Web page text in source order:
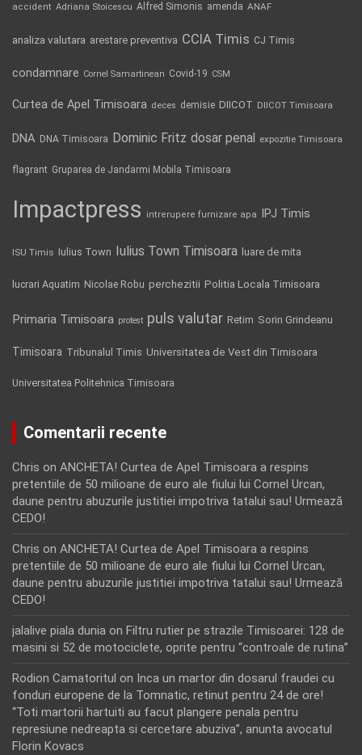
accident Adriana Stoicescu Alfred Simonis amenda ANAF
analiza valutara arestare preventiva CCIA Timis CJ Timis
condamnare Cornel Samartinean Covid-19 CSM
Curtea de Apel Timisoara deces demisie DIICOT DIICOT Timisoara
DNA DNA Timisoara Dominic Fritz dosar penal expozitie Timisoara
flagrant Gruparea de Jandarmi Mobila Timisoara
Impactpress intrerupere furnizare apa IPJ Timis
ISU Timis Iulius Town Iulius Town Timisoara luare de mita
lucrari Aquatim Nicolae Robu perchezitii Politia Locala Timisoara
Primaria Timisoara protest puls valutar Retim Sorin Grindeanu
Timisoara Tribunalul Timis Universitatea de Vest din Timisoara
Universitatea Politehnica Timisoara
Comentarii recente
Chris on ANCHETA! Curtea de Apel Timisoara a respins
pretentiile de 50 milioane de euro ale fiului lui Cornel Urcan,
daune pentru abuzurile justitiei impotriva tatalui sau! Urmează
CEDO!
Chris on ANCHETA! Curtea de Apel Timisoara a respins
pretentiile de 50 milioane de euro ale fiului lui Cornel Urcan,
daune pentru abuzurile justitiei impotriva tatalui sau! Urmează
CEDO!
jalalive piala dunia on Filtru rutier pe strazile Timisoarei: 128 de
masini si 52 de motociclete, oprite pentru “controale de rutina”
Rodion Camatoritul on Inca un martor din dosarul fraudei cu
fonduri europene de la Tomnatic, retinut pentru 24 de ore!
“Toti martorii hartuiti au facut plangere penala pentru
represiune nedreapta si cercetare abuziva”, anunta avocatul
Florin Kovacs